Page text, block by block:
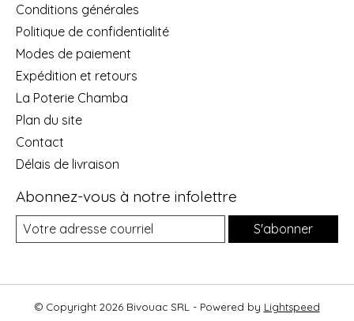
Conditions générales
Politique de confidentialité
Modes de paiement
Expédition et retours
La Poterie Chamba
Plan du site
Contact
Délais de livraison
Abonnez-vous à notre infolettre
S'abonner
© Copyright 2026 Bivouac SRL - Powered by Lightspeed